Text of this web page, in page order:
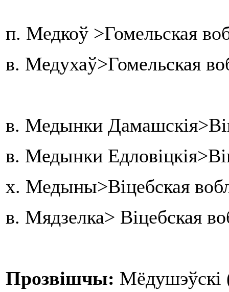
п. Медкоў >Гомельская
в. Медухаў>Гомельская
в. Медынки
в. Медынки
х. Медыны>Віцебская
в. Мядзелка> Віцебская
Прозвішчы: Мёдушэўскі